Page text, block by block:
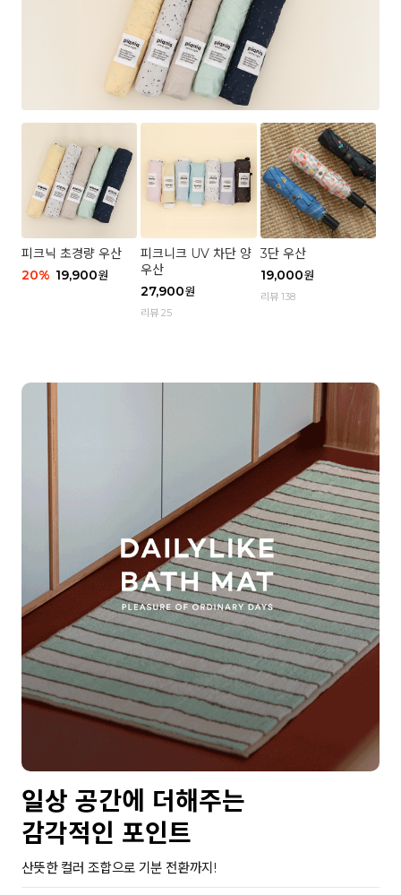
피크닉 초경량 우산
20% 19,900원
피크니크 UV 차단 양
우산
27,900원
리뷰 25
3단 우산
19,000원
리뷰 138
일상 공간에 더해주는
감각적인 포인트
산뜻한 컬러 조합으로 기분 전환까지!